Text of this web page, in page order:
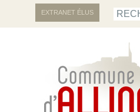
EXTRANET ÉLUS